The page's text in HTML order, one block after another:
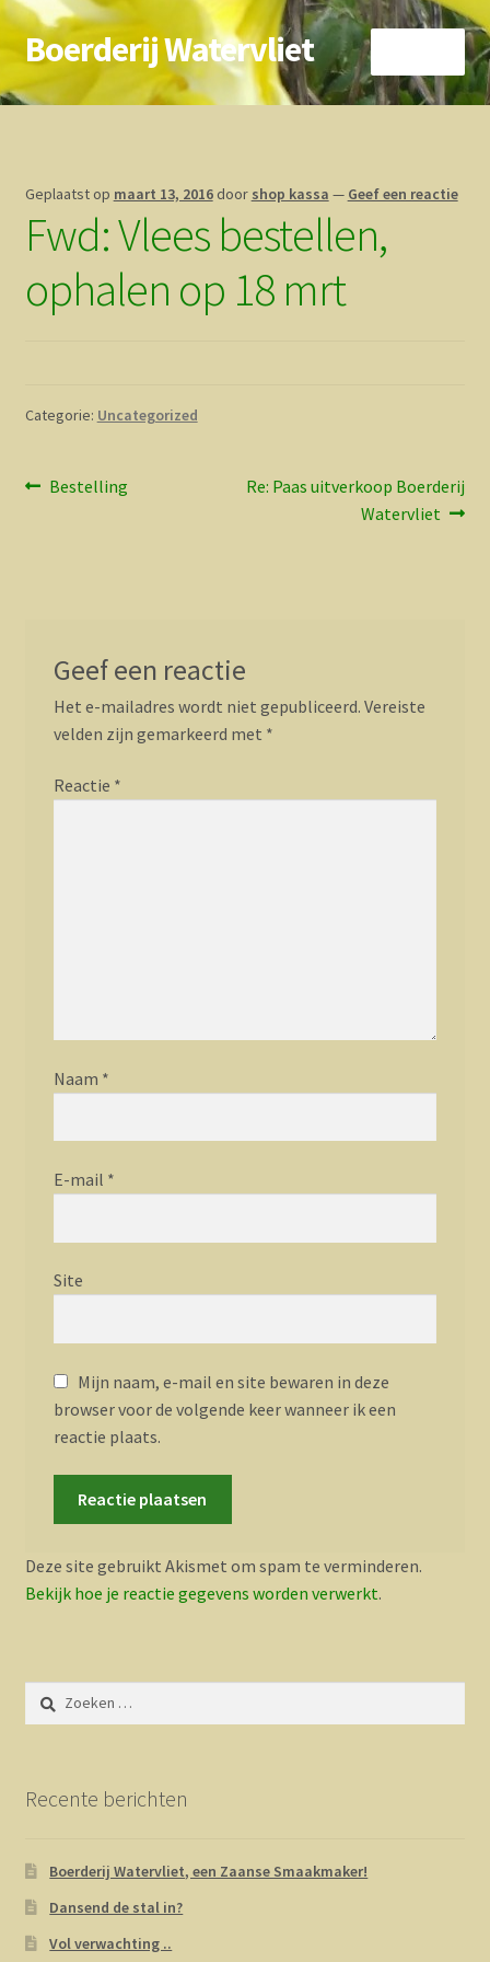
Ga
door
naar
Ga
direct
naar
Boerderij Watervliet
Home
Biokoe
Zorgboerderij
Geplaatst op maart 13, 2016 door shop kassa — Geef een reactie
Fwd: Vlees bestellen,
ophalen op 18 mrt
Categorie: Uncategorized
Bericht
Vorig
Bestelling
Volgend
Re: Paas uitverkoop Boerderij
Watervliet
Geef een reactie
Het e-mailadres wordt niet gepubliceerd. Vereiste
velden zijn gemarkeerd met *
Reactie *
Naam *
E-mail *
Site
Mijn naam, e-mail en site bewaren in deze
browser voor de volgende keer wanneer ik een
reactie plaats.
Deze site gebruikt Akismet om spam te verminderen.
Bekijk hoe je reactie gegevens worden verwerkt.
Zoeken
naar:
Recente berichten
Boerderij Watervliet, een Zaanse Smaakmaker!
Dansend de stal in?
Vol verwachting ..